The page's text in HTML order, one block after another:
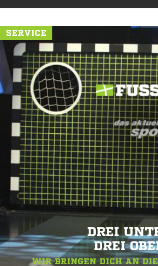
SERVICE
DREI
DREI
WIR BRINGEN DICH AN